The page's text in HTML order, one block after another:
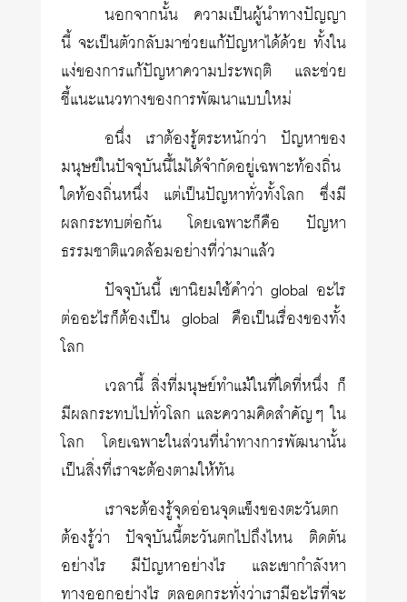
นอกจากนั้น ความเป็นผู้นำทางปัญญา
นี้ จะเป็นตัวกลับมาช่วยแก้ปัญหาได้ด้วย ทั้งใน
แง่ของการแก้ปัญหาความประพฤติ และช่วย
ชี้แนะแนวทางของการพัฒนาแบบใหม่
อนึ่ง เราต้องรู้ตระหนักว่า ปัญหาของ
มนุษย์ในปัจจุบันนี้ไม่ได้จำกัดอยู่เฉพาะท้องถิ่น
ใดท้องถิ่นหนึ่ง แต่เป็นปัญหาทั่วทั้งโลก ซึ่งมี
ผลกระทบต่อกัน โดยเฉพาะก็คือ ปัญหา
ธรรมชาติแวดล้อมอย่างที่ว่ามาแล้ว
ปัจจุบันนี้ เขานิยมใช้คำว่า global อะไร
ต่ออะไรก็ต้องเป็น global คือเป็นเรื่องของทั้ง
โลก
เวลานี้ สิ่งที่มนุษย์ทำแม้ในที่ใดที่หนึ่ง ก็
มีผลกระทบไปทั่วโลก และความคิดสำคัญๆ ใน
โลก โดยเฉพาะในส่วนที่นำทางการพัฒนานั้น
เป็นสิ่งที่เราจะต้องตามให้ทัน
เราจะต้องรู้จุดอ่อนจุดแข็งของตะวันตก
ต้องรู้ว่า ปัจจุบันนี้ตะวันตกไปถึงไหน ติดตัน
อย่างไร มีปัญหาอย่างไร และเขากำลังหา
ทางออกอย่างไร ตลอดกระทั่งว่าเรามีอะไรที่จะ